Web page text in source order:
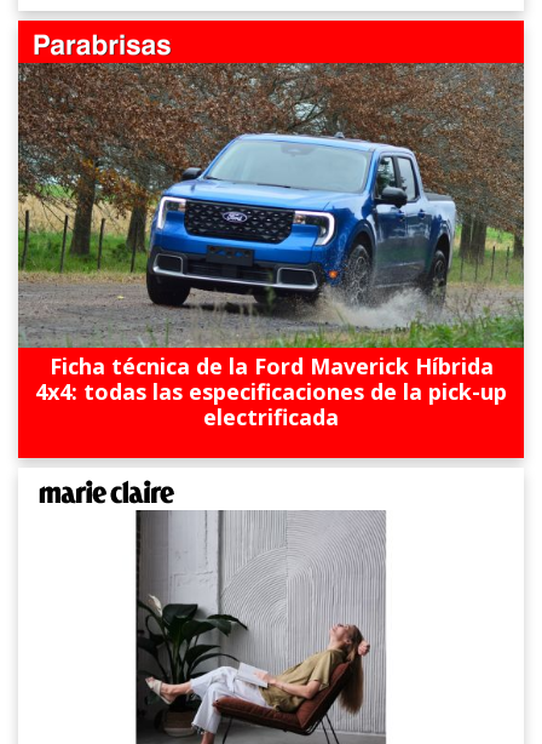
Ficha técnica de la Ford Maverick Híbrida
4x4: todas las especificaciones de la pick-up
electrificada